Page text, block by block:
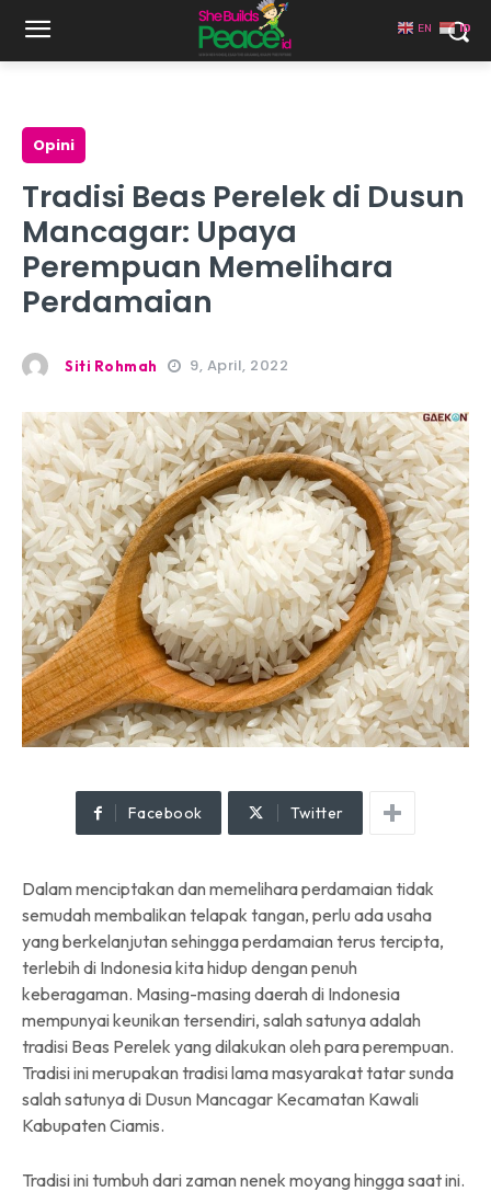
Opini
Tradisi Beas Perelek di Dusun
Mancagar: Upaya
Perempuan Memelihara
Perdamaian
Siti Rohmah 9, April, 2022
Facebook Twitter
Dalam menciptakan dan memelihara perdamaian tidak
semudah membalikan telapak tangan, perlu ada usaha
yang berkelanjutan sehingga perdamaian terus tercipta,
terlebih di Indonesia kita hidup dengan penuh
keberagaman. Masing-masing daerah di Indonesia
mempunyai keunikan tersendiri, salah satunya adalah
tradisi Beas Perelek yang dilakukan oleh para perempuan.
Tradisi ini merupakan tradisi lama masyarakat tatar sunda
salah satunya di Dusun Mancagar Kecamatan Kawali
Kabupaten Ciamis.
Tradisi ini tumbuh dari zaman nenek moyang hingga saat ini.
EN ID